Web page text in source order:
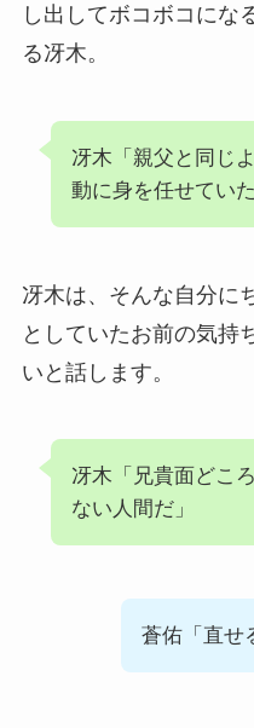
し出してボコボコにな
る冴木。
冴木「親父と同じ
動に身を任せていた
冴木は、そんな自分に
としていたお前の気持
いと話します。
冴木「兄貴面どこ
ない人間だ」
蒼佑「直せ